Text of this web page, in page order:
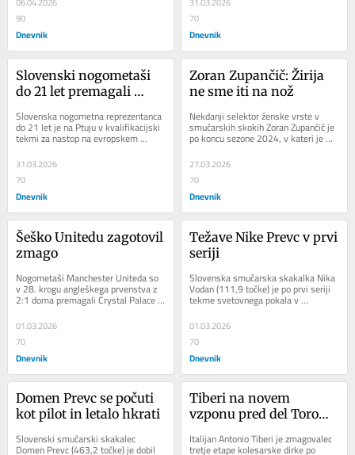
90
Dnevnik
70
Dnevnik
Slovenski nogometaši
do 21 let premagali
Slovenska nogometna reprezentanca
do 21 let je na Ptuju v kvalifikacijski
tekmi za nastop na evropskem
prvenstvu 2027 premagala Norveško
z 2:0 (1:0)....
31.03.2026
70
Dnevnik
Zoran Zupančič: Žirija
ne sme iti na nož
Nekdanji selektor ženske vrste v
smučarskih skokih Zoran Zupančič je
po koncu sezone 2024, v kateri je
Nika Prevc osvojila prvi veliki
globus,...
27.03.2026
70
Dnevnik
Šeško Unitedu zagotovil
zmago
Nogometaši Manchester Uniteda so
v 28. krogu angleškega prvenstva z
2:1 doma premagali Crystal Palace in
napredovali na tretje mesto
lestvice....
01.03.2026
70
Dnevnik
Težave Nike Prevc v prvi
seriji
Slovenska smučarska skakalka Nika
Vodan (111,9 točke) je po prvi seriji
tekme svetovnega pokala v
avstrijskem Hinzenbachu četrta.
Njena rojakinja...
01.03.2026
70
Dnevnik
Domen Prevc se počuti
kot pilot in letalo hkrati
Slovenski smučarski skakalec
Domen Prevc (463,2 točke) je dobil
Tiberi na novem
vzponu pred del Torom,
Italijan Antonio Tiberi je zmagovalec
tretje etape kolesarske dirke po